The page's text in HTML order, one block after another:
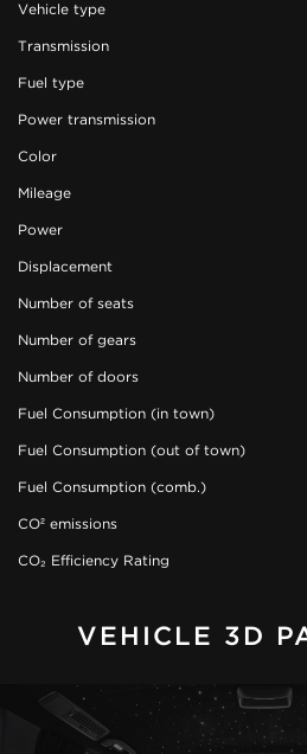
Vehicle type
Transmission
Fuel type
Power transmission
Color
Mileage
Power
Displacement
Number of seats
Number of gears
Number of doors
Fuel Consumption (in town)
Fuel Consumption (out of town)
Fuel Consumption (comb.)
CO² emissions
CO₂ Efficiency Rating
VEHICLE 3D